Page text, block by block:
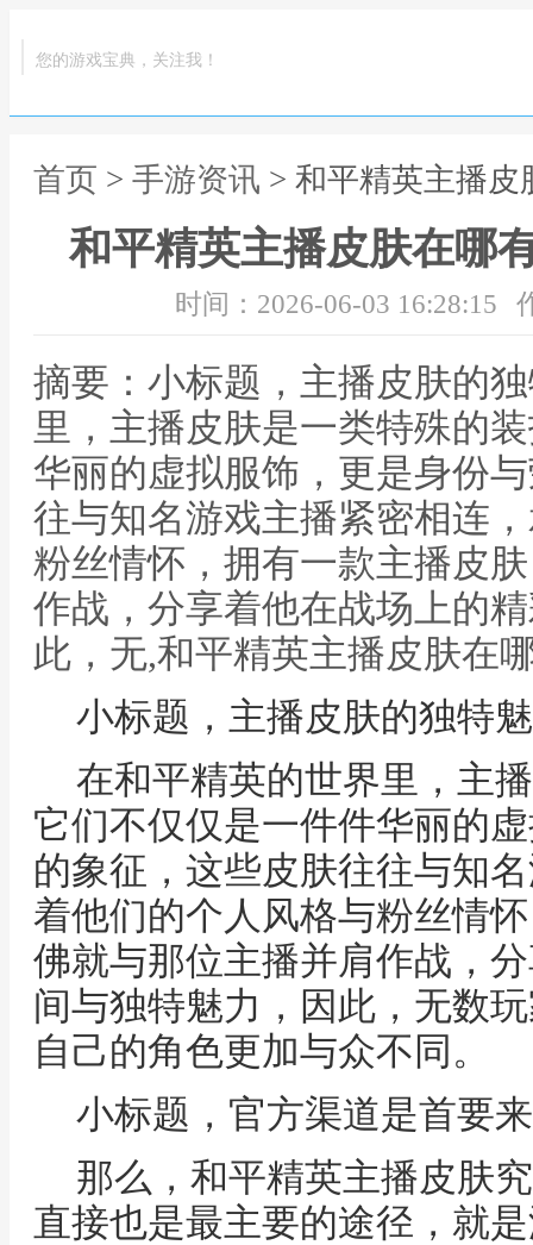
您的游戏宝典，关注我！
首页 > 手游资讯 > 和平精英主播
和平精英主播皮肤在哪
时间：2026-06-03 16:28:15
摘要：小标题，主播皮肤的
里，主播皮肤是一类特殊的
华丽的虚拟服饰，更是身份
往与知名游戏主播紧密相连
粉丝情怀，拥有一款主播皮
作战，分享着他在战场上的
此，无,和平精英主播皮肤在
小标题，主播皮肤的独特
在和平精英的世界里，主
它们不仅仅是一件件华丽的
的象征，这些皮肤往往与知
着他们的个人风格与粉丝情
佛就与那位主播并肩作战，
间与独特魅力，因此，无数
自己的角色更加与众不同。
小标题，官方渠道是首要
那么，和平精英主播皮肤
直接也是最主要的途径，就